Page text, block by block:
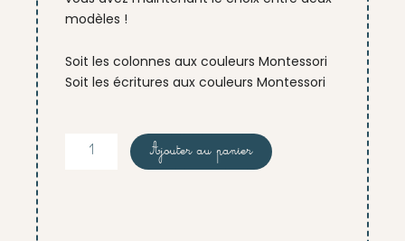
modèles !
Soit les colonnes aux couleurs Montessori
Soit les écritures aux couleurs Montessori
quantité
Ajouter au panier